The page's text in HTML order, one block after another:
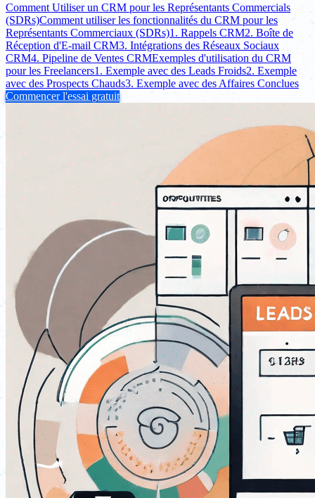
Comment Utiliser un CRM pour les Représentants Commercials
(SDRs)Comment utiliser les fonctionnalités du CRM pour les
Représentants Commerciaux (SDRs)1. Rappels CRM2. Boîte de
Réception d'E-mail CRM3. Intégrations des Réseaux Sociaux
CRM4. Pipeline de Ventes CRMExemples d'utilisation du CRM
pour les Freelancers1. Exemple avec des Leads Froids2. Exemple
avec des Prospects Chauds3. Exemple avec des Affaires Conclues
Commencer l'essai gratuit